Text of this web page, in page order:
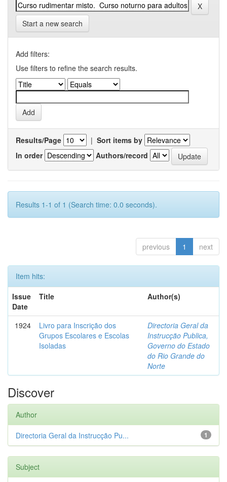
Start a new search
Add filters:
Use filters to refine the search results.
Results/Page | Sort items by
In order
Authors/record
Results 1-1 of 1 (Search time: 0.0 seconds).
previous 1 next
Item hits:
Issue
Date
Title Author(s)
1924
Livro para Inscrição dos
Grupos Escolares e Escolas
Isoladas
Directoria Geral da
Instrucção Publica,
Governo do Estado
do Rio Grande do
Norte
Discover
Author
1
Directoria Geral da Instrucção Pu...
Subject